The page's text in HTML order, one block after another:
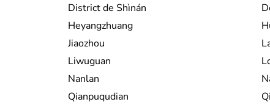
District de Shìnán
Heyangzhuang
Jiaozhou
Liwuguan
Nanlan
Qianpuqudian